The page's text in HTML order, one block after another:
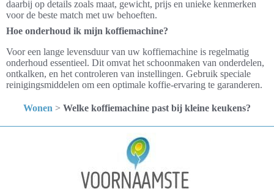
daarbij op details zoals maat, gewicht, prijs en unieke kenmerken
voor de beste match met uw behoeften.
Hoe onderhoud ik mijn koffiemachine?
Voor een lange levensduur van uw koffiemachine is regelmatig
onderhoud essentieel. Dit omvat het schoonmaken van onderdelen,
ontkalken, en het controleren van instellingen. Gebruik speciale
reinigingsmiddelen om een optimale koffie-ervaring te garanderen.
Wonen > Welke koffiemachine past bij kleine keukens?